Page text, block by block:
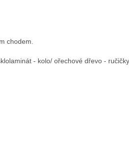
chodem.
- kolo/ ořechové dřevo - ručičky.